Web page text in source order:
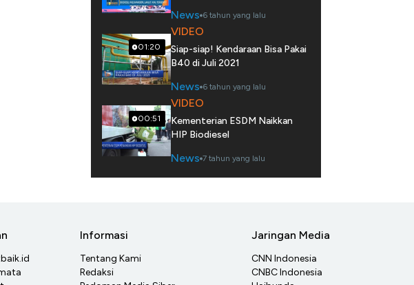
News 6 tahun yang lalu
01:20
VIDEO
Siap-siap! Kendaraan Bisa Pakai
B40 di Juli 2021
News 6 tahun yang lalu
00:51
VIDEO
Kementerian ESDM Naikkan
HIP Biodiesel
News 7 tahun yang lalu
Informasi
Tentang Kami
Redaksi
Jaringan Media
CNN Indonesia
CNBC Indonesia